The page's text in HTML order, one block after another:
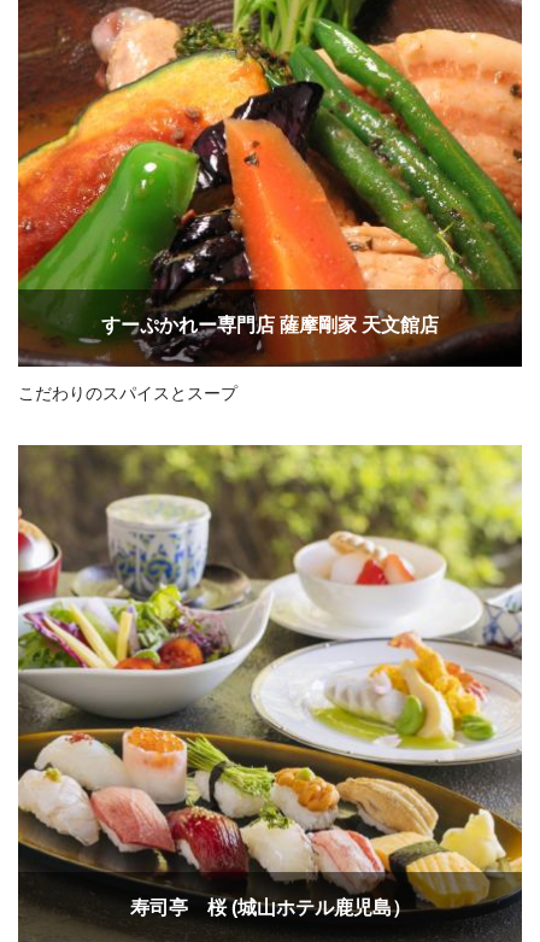
すーぷかれー専門店 薩摩剛家 天文館店
こだわりのスパイスとスープ
寿司亭 桜 (城山ホテル鹿児島）